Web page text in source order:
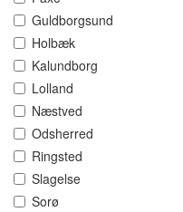
Guldborgsund
Holbæk
Kalundborg
Lolland
Næstved
Odsherred
Ringsted
Slagelse
Sorø